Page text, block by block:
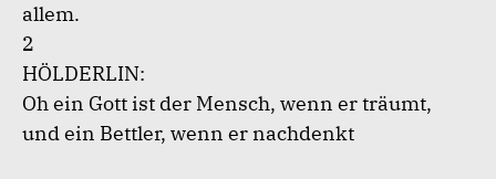
allem.
2
HÖLDERLIN:
Oh ein Gott ist der Mensch, wenn er träumt,
und ein Bettler, wenn er nachdenkt